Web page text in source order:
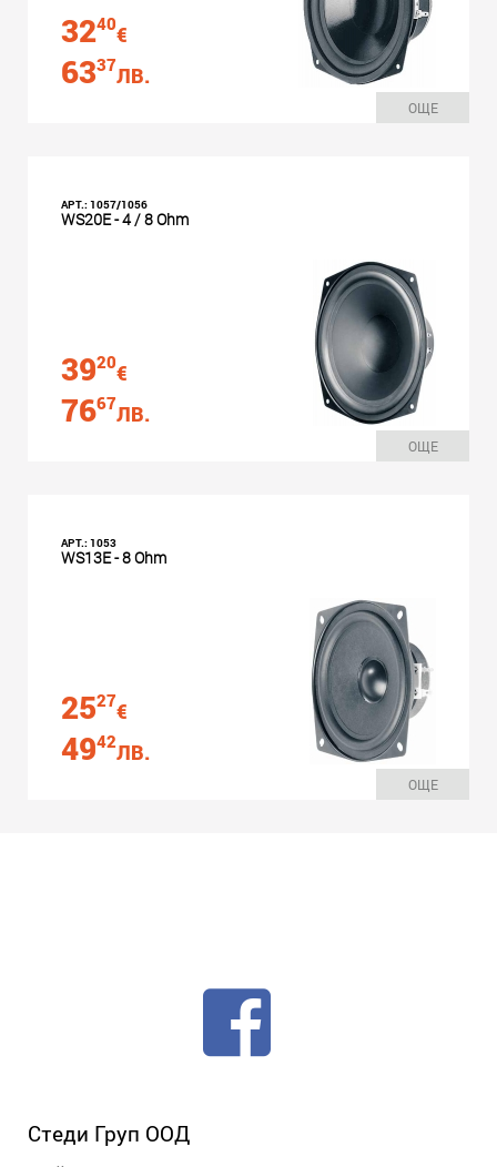
3240€
6337ЛВ.
ОЩЕ
АРТ.: 1057/1056
WS20E - 4 / 8 Ohm
3920€
7667ЛВ.
ОЩЕ
АРТ.: 1053
WS13E - 8 Ohm
2527€
4942ЛВ.
ОЩЕ
Стеди Груп ООД